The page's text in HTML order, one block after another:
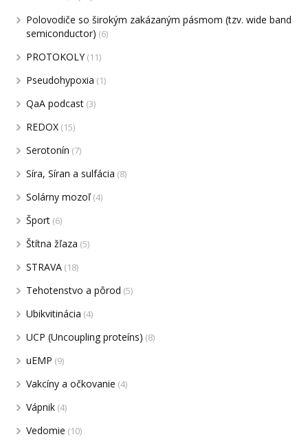
Polovodiče so širokým zakázaným pásmom (tzv. wide band
semiconductor) (6)
PROTOKOLY(11)
Pseudohypoxia (1)
QaA podcast (3)
REDOX (15)
Serotonín (7)
Síra, Síran a sulfácia (8)
Solárny mozoľ(4)
Šport (6)
Štítna žľaza (5)
STRAVA (18)
Tehotenstvo a pôrod (5)
Ubikvitinácia (4)
UCP (Uncoupling proteíns) (8)
uEMP (9)
Vakcíny a očkovanie (4)
Vápnik (4)
Vedomie (10)